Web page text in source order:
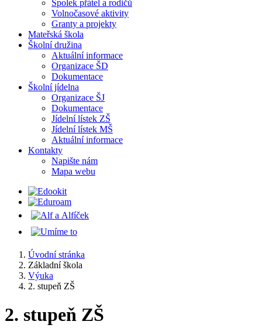
Spolek přátel a rodičů
Volnočasové aktivity
Granty a projekty
Mateřská škola
Školní družina
Aktuální informace
Organizace ŠD
Dokumentace
Školní jídelna
Organizace ŠJ
Dokumentace
Jídelní lístek ZŠ
Jídelní lístek MŠ
Aktuální informace
Kontakty
Napište nám
Mapa webu
Úvodní stránka
Základní škola
Výuka
2. stupeň ZŠ
2. stupeň ZŠ